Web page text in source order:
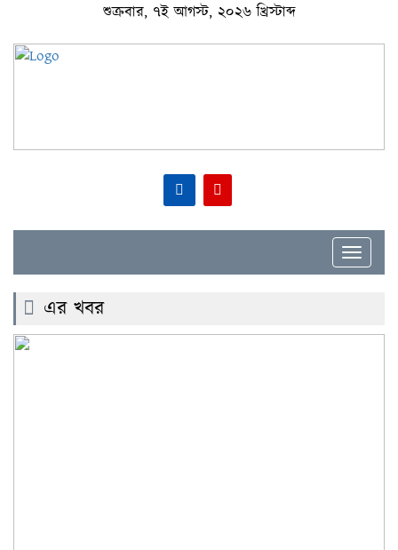
শুক্রবার, ৭ই আগস্ট, ২০২৬ খ্রিস্টাব্দ
Toggle
এর খবর